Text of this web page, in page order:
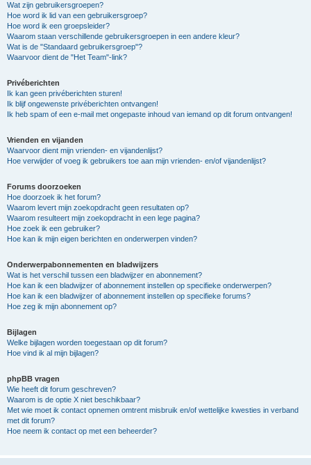
Wat zijn gebruikersgroepen?
Hoe word ik lid van een gebruikersgroep?
Hoe word ik een groepsleider?
Waarom staan verschillende gebruikersgroepen in een andere kleur?
Wat is de "Standaard gebruikersgroep"?
Waarvoor dient de "Het Team"-link?
Privéberichten
Ik kan geen privéberichten sturen!
Ik blijf ongewenste privéberichten ontvangen!
Ik heb spam of een e-mail met ongepaste inhoud van iemand op dit forum ontvangen!
Vrienden en vijanden
Waarvoor dient mijn vrienden- en vijandenlijst?
Hoe verwijder of voeg ik gebruikers toe aan mijn vrienden- en/of vijandenlijst?
Forums doorzoeken
Hoe doorzoek ik het forum?
Waarom levert mijn zoekopdracht geen resultaten op?
Waarom resulteert mijn zoekopdracht in een lege pagina?
Hoe zoek ik een gebruiker?
Hoe kan ik mijn eigen berichten en onderwerpen vinden?
Onderwerpabonnementen en bladwijzers
Wat is het verschil tussen een bladwijzer en abonnement?
Hoe kan ik een bladwijzer of abonnement instellen op specifieke onderwerpen?
Hoe kan ik een bladwijzer of abonnement instellen op specifieke forums?
Hoe zeg ik mijn abonnement op?
Bijlagen
Welke bijlagen worden toegestaan op dit forum?
Hoe vind ik al mijn bijlagen?
phpBB vragen
Wie heeft dit forum geschreven?
Waarom is de optie X niet beschikbaar?
Met wie moet ik contact opnemen omtrent misbruik en/of wettelijke kwesties in verband
met dit forum?
Hoe neem ik contact op met een beheerder?